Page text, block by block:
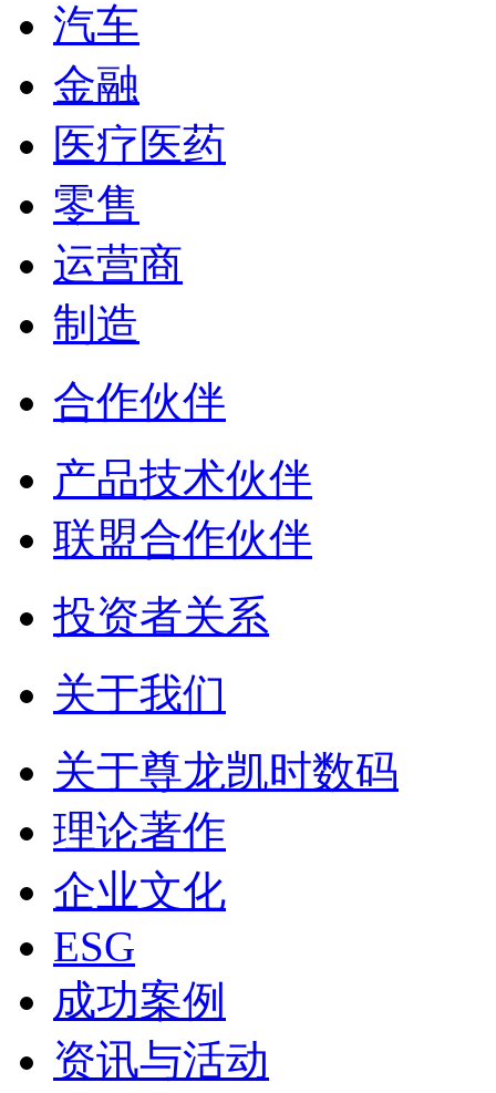
汽车
金融
医疗医药
零售
运营商
制造
合作伙伴
产品技术伙伴
联盟合作伙伴
投资者关系
关于我们
关于尊龙凯时数码
理论著作
企业文化
ESG
成功案例
资讯与活动